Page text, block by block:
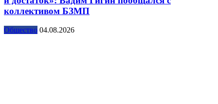
коллективом БЗМП
Общество 04.08.2026